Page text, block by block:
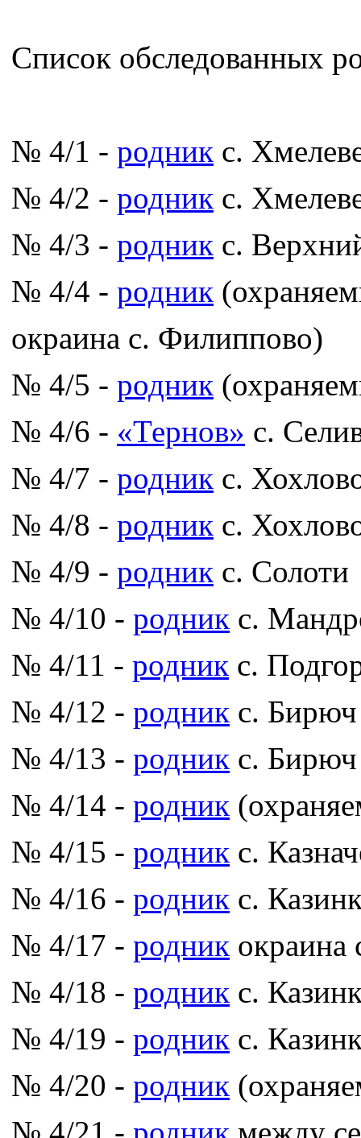
Список обследованных
№ 4/1 - родник с.
№ 4/2 - родник с.
№ 4/3 - родник с.
№ 4/4 - родник
окраина с. Филиппово)
№ 4/5 - родник
№ 4/6 - «Тернов» с.
№ 4/7 - родник с.
№ 4/8 - родник с.
№ 4/9 - родник с. Солоти
№ 4/10 - родник с.
№ 4/11 - родник с.
№ 4/12 - родник с. Бирюч
№ 4/13 - родник с. Бирюч
№ 4/14 - родник
№ 4/15 - родник с.
№ 4/16 - родник с.
№ 4/17 - родник окраина
№ 4/18 - родник с.
№ 4/19 - родник с.
№ 4/20 - родник